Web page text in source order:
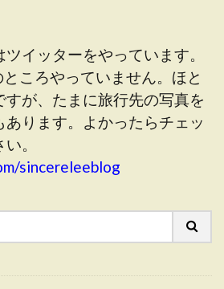
ツイッターをやっています。
ころやっていません。ほと
すが、たまに旅行先の写真を
あります。よかったらチェッ
。
sincereleeblog